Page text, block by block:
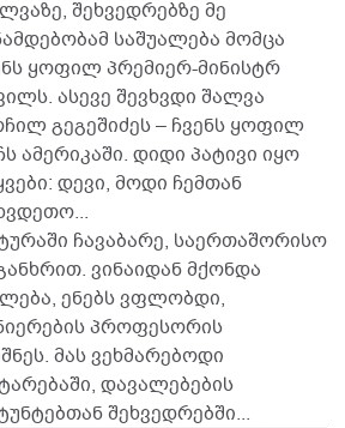
შეხვედრებზე მე
საშუალება მომცა
ყოფილ პრემიერ-მინისტრ
ასევე შევხვდი შალვა
გეგეშიძეს – ჩვენს ყოფილ
დიდი პატივი იყო
დევი, მოდი ჩემთან
ჩავაბარე, საერთაშორისო
ვინაიდან მქონდა
ენებს ვფლობდი,
პროფესორის
მას ვეხმარებოდი
დავალებების
შეხვედრებში...